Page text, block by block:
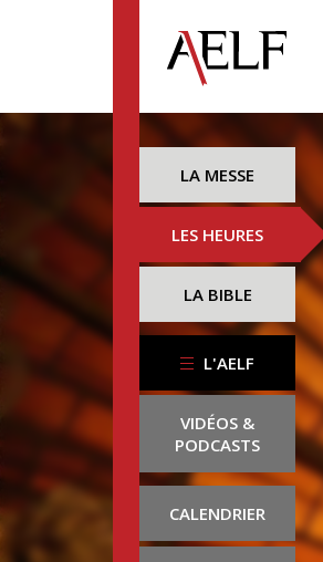
LA MESSE
LES HEURES
LA BIBLE
L'AELF
VIDÉOS &
PODCASTS
CALENDRIER